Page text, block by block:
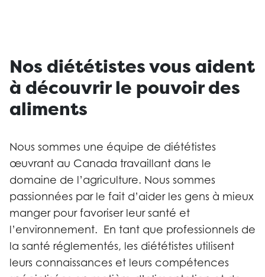
Nos diététistes vous aident
à découvrir le pouvoir des
aliments
Nous sommes une équipe de diététistes
œuvrant au Canada travaillant dans le
domaine de l’agriculture. Nous sommes
passionnées par le fait d’aider les gens à mieux
manger pour favoriser leur santé et
l’environnement. En tant que professionnels de
la santé réglementés, les diététistes utilisent
leurs connaissances et leurs compétences